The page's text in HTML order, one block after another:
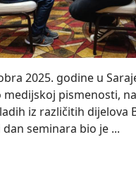
2025. godine u
pismenosti,
iz različitih dijelova
seminara bio je ...